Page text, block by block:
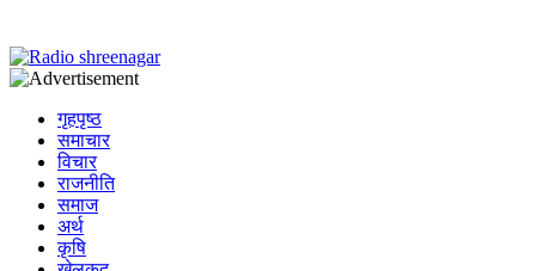
गृहपृष्ठ
समाचार
विचार
राजनीति
समाज
अर्थ
कृषि